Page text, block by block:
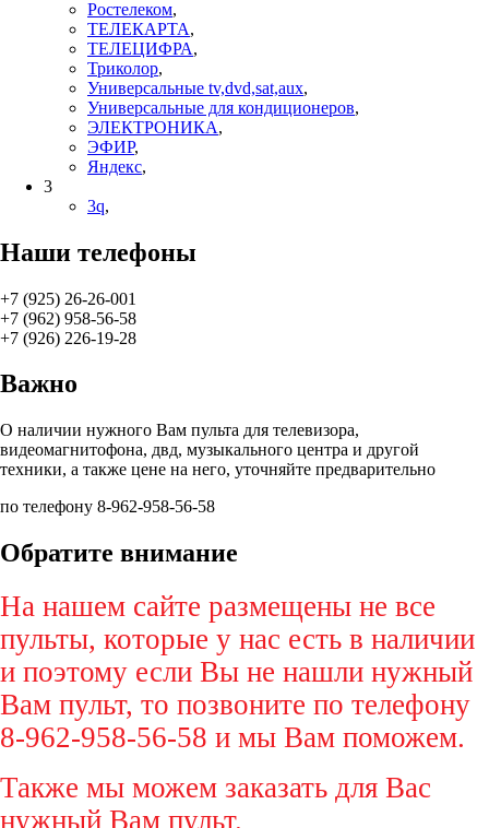
Ростелеком,
ТЕЛЕКАРТА,
ТЕЛЕЦИФРА,
Триколор,
Универсальные tv,dvd,sat,aux,
Универсальные для кондиционеров,
ЭЛЕКТРОНИКА,
ЭФИР,
Яндекс,
3
3q,
Наши телефоны
+7 (925) 26-26-001
+7 (962) 958-56-58
+7 (926) 226-19-28
Важно
О наличии нужного Вам пульта для телевизора,
видеомагнитофона, двд, музыкального центра и другой
техники, а также цене на него, уточняйте предварительно
по телефону 8-962-958-56-58
Обратите внимание
На нашем сайте размещены не все
пульты, которые у нас есть в наличии
и поэтому если Вы не нашли нужный
Вам пульт, то позвоните по телефону
8-962-958-56-58 и мы Вам поможем.
Также мы можем заказать для Вас
нужный Вам пульт.